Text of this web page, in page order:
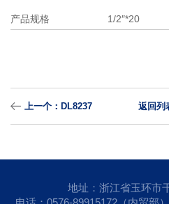
产品规格 1/2″*20
上一个：DL8237 返回列
地址：浙江省玉环市